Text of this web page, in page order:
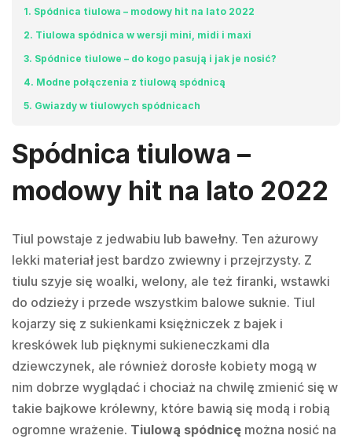
1 Spódnica tiulowa – modowy hit na lato 2022
2 Tiulowa spódnica w wersji mini, midi i maxi
3 Spódnice tiulowe – do kogo pasują i jak je nosić?
4 Modne połączenia z tiulową spódnicą
5 Gwiazdy w tiulowych spódnicach
Spódnica tiulowa –
modowy hit na lato 2022
Tiul powstaje z jedwabiu lub bawełny. Ten ażurowy
lekki materiał jest bardzo zwiewny i przejrzysty. Z
tiulu szyje się woalki, welony, ale też firanki, wstawki
do odzieży i przede wszystkim balowe suknie. Tiul
kojarzy się z sukienkami księżniczek z bajek i
kreskówek lub pięknymi sukieneczkami dla
dziewczynek, ale również dorosłe kobiety mogą w
nim dobrze wyglądać i chociaż na chwilę zmienić się w
takie bajkowe królewny, które bawią się modą i robią
ogromne wrażenie. Tiulową spódnicę można nosić na